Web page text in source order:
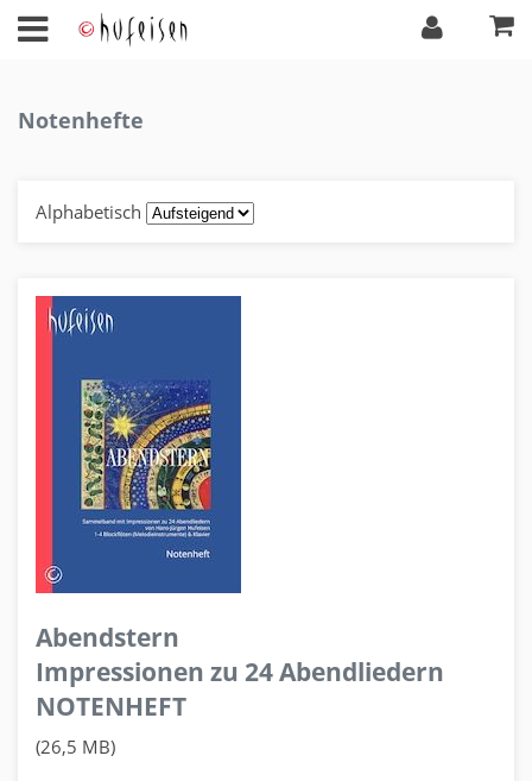
Notenhefte
Alphabetisch
Abendstern
Impressionen zu 24 Abendliedern
NOTENHEFT
(26,5 MB)